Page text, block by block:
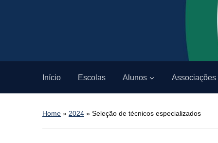
Início Escolas Alunos Associações
Home » 2024 » Seleção de técnicos especializados